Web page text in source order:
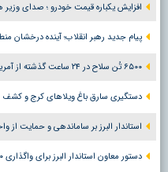
افزایش یکباره قیمت خودرو ؛ صدای
پیام جدید رهبر انقلاب؛ آینده درخشان
۶۵۰۰ تُن سلاح در ۲۴ ساعت گذشته از آمریکا به اسرائیل ارسال شد
دستگیری سارق باغ ویلاهای کرج و کشف ۵۶ فقره سرقت
استاندار البرز بر ساماندهی و حمایت
دستور معاون استاندار البرز برای واگذاری ۴۳۰۰ واحد مسکونی در اشتهارد